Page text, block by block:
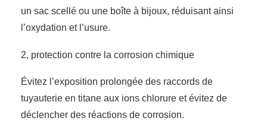
un sac scellé ou une boîte à bijoux, réduisant ainsi
l’oxydation et l’usure.
2, protection contre la corrosion chimique
Évitez l’exposition prolongée des raccords de
tuyauterie en titane aux ions chlorure et évitez de
déclencher des réactions de corrosion.